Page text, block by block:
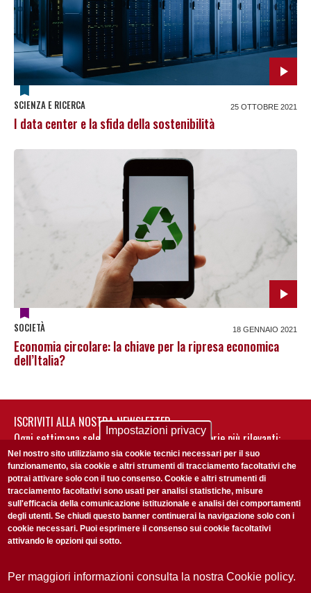
SCIENZA E RICERCA 25 OTTOBRE 2021
I data center e la sfida della sostenibilità
SOCIETÀ 18 GENNAIO 2021
Economia circolare: la chiave per la ripresa economica
dell’Italia?
ISCRIVITI ALLA NOSTRA NEWSLETTER
Ogni settimana selezioniamo per te nostre storie più rilevanti:
non perderti gli aggiornamenti della nostra newsletter
Accetto laPrivacy Policy
Impostazioni privacy
Nel nostro sito utilizziamo sia cookie tecnici necessari per il suo
funzionamento, sia cookie e altri strumenti di tracciamento facoltativi che
potrai attivare solo con il tuo consenso. Cookie e altri strumenti di
tracciamento facoltativi sono usati per analisi statistiche, misure
sull'efficacia della comunicazione istituzionale e analisi dei comportamenti
degli utenti. Se chiudi questo banner continuerai la navigazione solo con i
cookie necessari. Puoi esprimere il consenso sui cookie facoltativi
attivando le opzioni qui sotto.
Per maggiori informazioni consulta la nostra Cookie policy.